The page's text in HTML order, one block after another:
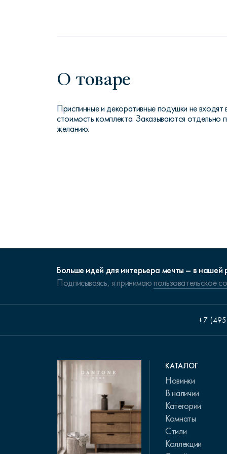
О товаре
Приспинные и декоративные подушки не входят
стоимость комплекта. Заказываются отдельно
желанию.
Больше идей для интерьера мечты – в нашей
Подписываясь, я принимаюпользовательское
+7
КАТАЛОГ
Новинки
В наличии
Категории
Комнаты
Стили
Коллекции